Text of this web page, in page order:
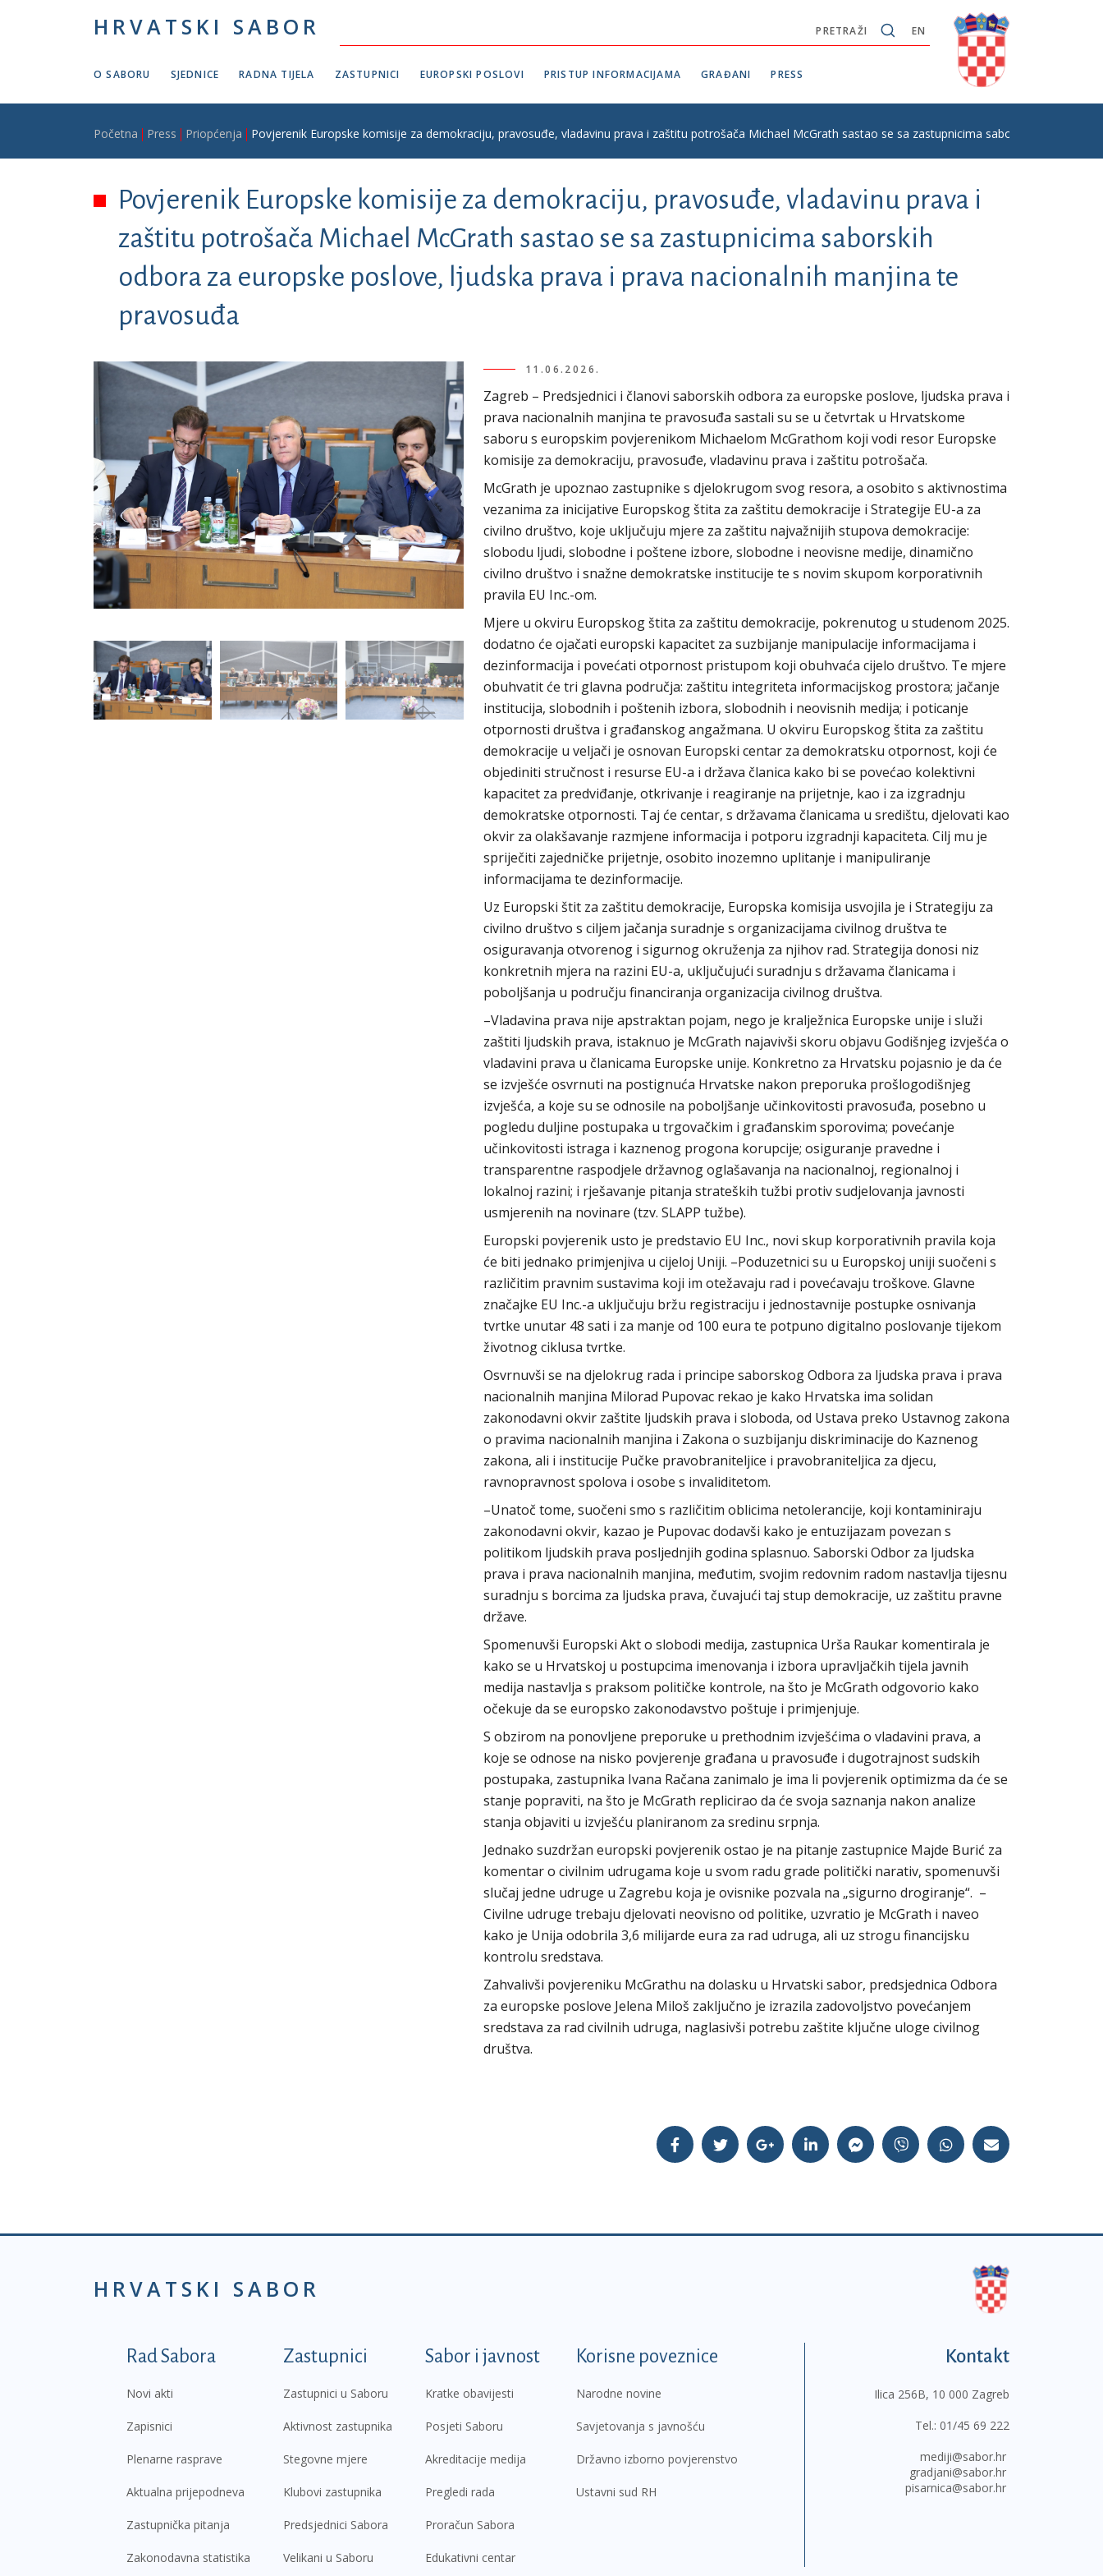
HRVATSKI SABOR EN
PRETRAŽI
O SABORU SJEDNICE RADNA TIJELA ZASTUPNICI EUROPSKI POSLOVI PRISTUP INFORMACIJAMA GRAĐANI PRESS
Breadcrumb
Početna Press Priopćenja Povjerenik Europske komisije za demokraciju, pravosuđe, vladavinu prava i zaštitu potrošača Michael McGrath sastao se sa zastupnicima saborskih odbora
Povjerenik Europske komisije za demokraciju, pravosuđe, vladavinu prava i
zaštitu potrošača Michael McGrath sastao se sa zastupnicima saborskih
odbora za europske poslove, ljudska prava i prava nacionalnih manjina te
pravosuđa
11.06.2026.
Zagreb – Predsjednici i članovi saborskih odbora za europske poslove, ljudska prava i
prava nacionalnih manjina te pravosuđa sastali su se u četvrtak u Hrvatskome
saboru s europskim povjerenikom Michaelom McGrathom koji vodi resor Europske
komisije za demokraciju, pravosuđe, vladavinu prava i zaštitu potrošača.
McGrath je upoznao zastupnike s djelokrugom svog resora, a osobito s aktivnostima
vezanima za inicijative Europskog štita za zaštitu demokracije i Strategije EU-a za
civilno društvo, koje uključuju mjere za zaštitu najvažnijih stupova demokracije:
slobodu ljudi, slobodne i poštene izbore, slobodne i neovisne medije, dinamično
civilno društvo i snažne demokratske institucije te s novim skupom korporativnih
pravila EU Inc.-om.
Mjere u okviru Europskog štita za zaštitu demokracije, pokrenutog u studenom 2025.
dodatno će ojačati europski kapacitet za suzbijanje manipulacije informacijama i
dezinformacija i povećati otpornost pristupom koji obuhvaća cijelo društvo. Te mjere
obuhvatit će tri glavna područja: zaštitu integriteta informacijskog prostora; jačanje
institucija, slobodnih i poštenih izbora, slobodnih i neovisnih medija; i poticanje
otpornosti društva i građanskog angažmana. U okviru Europskog štita za zaštitu
demokracije u veljači je osnovan Europski centar za demokratsku otpornost, koji će
objediniti stručnost i resurse EU-a i država članica kako bi se povećao kolektivni
kapacitet za predviđanje, otkrivanje i reagiranje na prijetnje, kao i za izgradnju
demokratske otpornosti. Taj će centar, s državama članicama u središtu, djelovati kao
okvir za olakšavanje razmjene informacija i potporu izgradnji kapaciteta. Cilj mu je
spriječiti zajedničke prijetnje, osobito inozemno uplitanje i manipuliranje
informacijama te dezinformacije.
Uz Europski štit za zaštitu demokracije, Europska komisija usvojila je i Strategiju za
civilno društvo s ciljem jačanja suradnje s organizacijama civilnog društva te
osiguravanja otvorenog i sigurnog okruženja za njihov rad. Strategija donosi niz
konkretnih mjera na razini EU-a, uključujući suradnju s državama članicama i
poboljšanja u području financiranja organizacija civilnog društva.
–Vladavina prava nije apstraktan pojam, nego je kralježnica Europske unije i služi
zaštiti ljudskih prava, istaknuo je McGrath najavivši skoru objavu Godišnjeg izvješća o
vladavini prava u članicama Europske unije. Konkretno za Hrvatsku pojasnio je da će
se izvješće osvrnuti na postignuća Hrvatske nakon preporuka prošlogodišnjeg
izvješća, a koje su se odnosile na poboljšanje učinkovitosti pravosuđa, posebno u
pogledu duljine postupaka u trgovačkim i građanskim sporovima; povećanje
učinkovitosti istraga i kaznenog progona korupcije; osiguranje pravedne i
transparentne raspodjele državnog oglašavanja na nacionalnoj, regionalnoj i
lokalnoj razini; i rješavanje pitanja strateških tužbi protiv sudjelovanja javnosti
usmjerenih na novinare (tzv. SLAPP tužbe).
Europski povjerenik usto je predstavio EU Inc., novi skup korporativnih pravila koja
će biti jednako primjenjiva u cijeloj Uniji. –Poduzetnici su u Europskoj uniji suočeni s
različitim pravnim sustavima koji im otežavaju rad i povećavaju troškove. Glavne
značajke EU Inc.-a uključuju bržu registraciju i jednostavnije postupke osnivanja
tvrtke unutar 48 sati i za manje od 100 eura te potpuno digitalno poslovanje tijekom
životnog ciklusa tvrtke.
Osvrnuvši se na djelokrug rada i principe saborskog Odbora za ljudska prava i prava
nacionalnih manjina Milorad Pupovac rekao je kako Hrvatska ima solidan
zakonodavni okvir zaštite ljudskih prava i sloboda, od Ustava preko Ustavnog zakona
o pravima nacionalnih manjina i Zakona o suzbijanju diskriminacije do Kaznenog
zakona, ali i institucije Pučke pravobraniteljice i pravobraniteljica za djecu,
ravnopravnost spolova i osobe s invaliditetom.
–Unatoč tome, suočeni smo s različitim oblicima netolerancije, koji kontaminiraju
zakonodavni okvir, kazao je Pupovac dodavši kako je entuzijazam povezan s
politikom ljudskih prava posljednjih godina splasnuo. Saborski Odbor za ljudska
prava i prava nacionalnih manjina, međutim, svojim redovnim radom nastavlja tijesnu
suradnju s borcima za ljudska prava, čuvajući taj stup demokracije, uz zaštitu pravne
države.
Spomenuvši Europski Akt o slobodi medija, zastupnica Urša Raukar komentirala je
kako se u Hrvatskoj u postupcima imenovanja i izbora upravljačkih tijela javnih
medija nastavlja s praksom političke kontrole, na što je McGrath odgovorio kako
očekuje da se europsko zakonodavstvo poštuje i primjenjuje.
S obzirom na ponovljene preporuke u prethodnim izvješćima o vladavini prava, a
koje se odnose na nisko povjerenje građana u pravosuđe i dugotrajnost sudskih
postupaka, zastupnika Ivana Račana zanimalo je ima li povjerenik optimizma da će se
stanje popraviti, na što je McGrath replicirao da će svoja saznanja nakon analize
stanja objaviti u izvješću planiranom za sredinu srpnja.
Jednako suzdržan europski povjerenik ostao je na pitanje zastupnice Majde Burić za
komentar o civilnim udrugama koje u svom radu grade politički narativ, spomenuvši
slučaj jedne udruge u Zagrebu koja je ovisnike pozvala na „sigurno drogiranje“. –
Civilne udruge trebaju djelovati neovisno od politike, uzvratio je McGrath i naveo
kako je Unija odobrila 3,6 milijarde eura za rad udruga, ali uz strogu financijsku
kontrolu sredstava.
Zahvalivši povjereniku McGrathu na dolasku u Hrvatski sabor, predsjednica Odbora
za europske poslove Jelena Miloš zaključno je izrazila zadovoljstvo povećanjem
sredstava za rad civilnih udruga, naglasivši potrebu zaštite ključne uloge civilnog
društva.
HRVATSKI SABOR
Podnožje prvi izbornik
Rad Sabora
Novi akti
Zapisnici
Plenarne rasprave
Aktualna prijepodneva
Zastupnička pitanja
Zakonodavna statistika
Zastupnici
Zastupnici u Saboru
Aktivnost zastupnika
Stegovne mjere
Klubovi zastupnika
Predsjednici Sabora
Velikani u Saboru
Sabor i javnost
Kratke obavijesti
Posjeti Saboru
Akreditacije medija
Pregledi rada
Proračun Sabora
Edukativni centar
Korisne poveznice
Narodne novine
Savjetovanja s javnošću
Državno izborno povjerenstvo
Ustavni sud RH
Kontakt
Ilica 256B, 10 000 Zagreb
Tel.: 01/45 69 222
mediji@sabor.hr
gradjani@sabor.hr
pisarnica@sabor.hr